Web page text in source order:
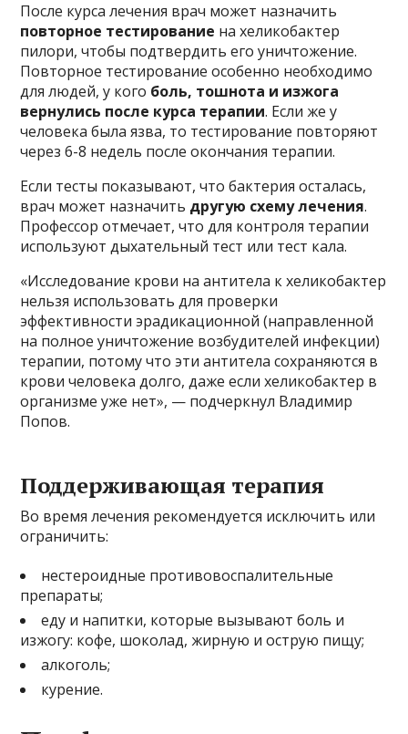
После курса лечения врач может назначить
повторное тестирование на хеликобактер
пилори, чтобы подтвердить его уничтожение.
Повторное тестирование особенно необходимо
для людей, у кого боль, тошнота и изжога
вернулись после курса терапии. Если же у
человека была язва, то тестирование повторяют
через 6-8 недель после окончания терапии.
Если тесты показывают, что бактерия осталась,
врач может назначить другую схему лечения.
Профессор отмечает, что для контроля терапии
используют дыхательный тест или тест кала.
«Исследование крови на антитела к хеликобактер
нельзя использовать для проверки
эффективности эрадикационной (направленной
на полное уничтожение возбудителей инфекции)
терапии, потому что эти антитела сохраняются в
крови человека долго, даже если хеликобактер в
организме уже нет», — подчеркнул Владимир
Попов.
Поддерживающая терапия
Во время лечения рекомендуется исключить или
ограничить:
нестероидные противовоспалительные
препараты;
еду и напитки, которые вызывают боль и
изжогу: кофе, шоколад, жирную и острую пищу;
алкоголь;
курение.